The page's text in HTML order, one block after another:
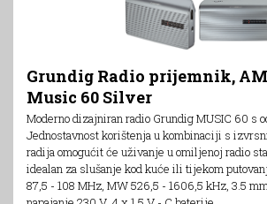
Grundig Radio prijemnik,
Music 60 Silver
Moderno dizajniran radio Grundig MUSIC 60 s
Jednostavnost korištenja u kombinaciji s
radija omogućit će uživanje u omiljenoj radio
idealan za slušanje kod kuće ili tijekom
87,5 - 108 MHz, MW 526,5 - 1606,5 kHz, 3.5